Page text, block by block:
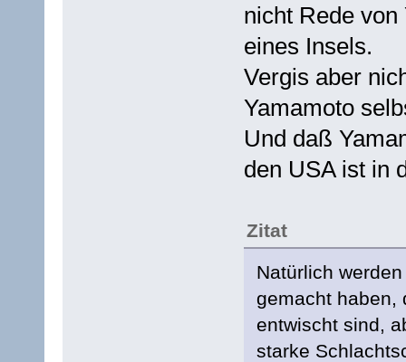
nicht Rede
eines Insels.
Vergis aber
Yamamoto
Und daß
den USA ist in
Zitat
Natürlich
gemacht haben,
entwischt sind,
starke